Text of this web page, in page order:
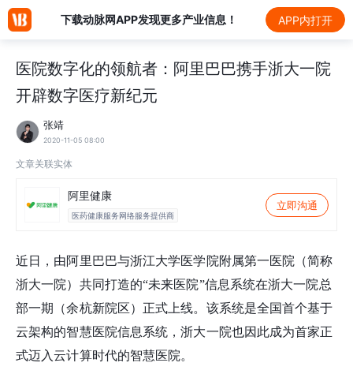
下载动脉网APP发现更多产业信息！ APP内打开
医院数字化的领航者：阿里巴巴携手浙大一院
开辟数字医疗新纪元
张靖
2020-11-05 08:00
文章关联实体
阿里健康
医药健康服务网络服务提供商
立即沟通
近日，由阿里巴巴与浙江大学医学院附属第一医院（简称
浙大一院）共同打造的“未来医院”信息系统在浙大一院总
部一期（余杭新院区）正式上线。该系统是全国首个基于
云架构的智慧医院信息系统，浙大一院也因此成为首家正
式迈入云计算时代的智慧医院。